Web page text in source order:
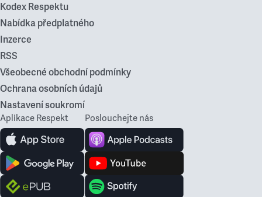
Kodex Respektu
Nabídka předplatného
Inzerce
RSS
Všeobecné obchodní podmínky
Ochrana osobních údajů
Nastavení soukromí
Aplikace Respekt Poslouchejte nás